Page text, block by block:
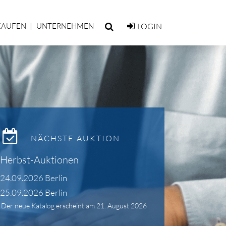
UNTERNEHMEN LOGIN
NÄCHSTE AUKTION
Herbst-Auktionen
24.09.2026 Berlin
25.09.2026 Berlin
Der neue Katalog erscheint am 21. August 2026